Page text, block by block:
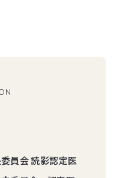
員会 読影認定医